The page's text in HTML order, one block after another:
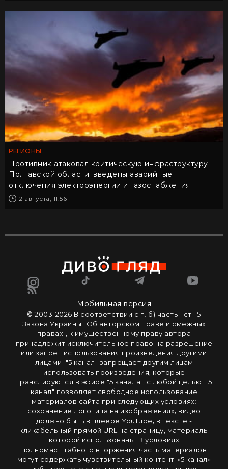
Противник атаковал критическую инфраструктуру
Полтавской области: введены аварийные
отключения электроэнергии и газоснабжения
2 августа, 11:56
Мобильная версия
© 2003-2026 В соответствии с п. б) часть 1 ст. 15
Закона Украины "Об авторском праве и смежных
правах", к имущественному праву автора
принадлежит исключительное право на разрешение
или запрет использования произведения другими
лицами. "5 канал" запрещает другим лицам
использовать произведения, которые
транслируются в эфире "5 канала", с любой целью. "5
канал" позволяет свободное использование
материалов сайта при следующих условиях:
сохранение логотипа на изображениях; видео
должно быть в плеере YouTube; в тексте -
кликабельный прямой URL на страницу, материалы
которой использованы. В условиях
полномасштабного вторжения часть материалов
могут содержать чувствительный контент. «5 канал»